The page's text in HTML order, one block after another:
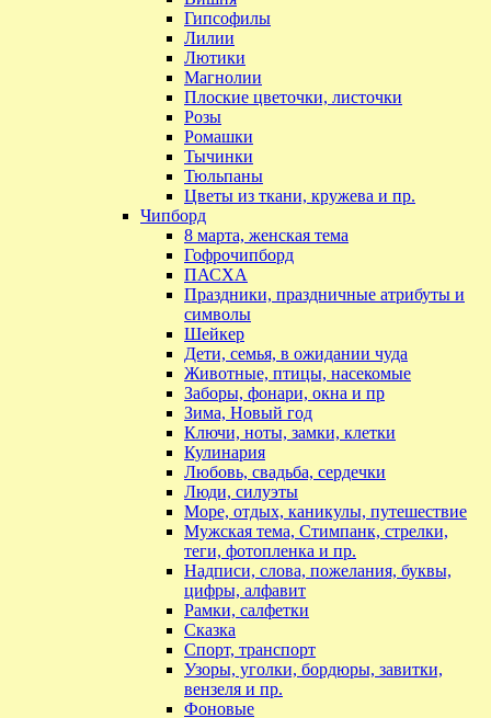
Гипсофилы
Лилии
Лютики
Магнолии
Плоские цветочки, листочки
Розы
Ромашки
Тычинки
Тюльпаны
Цветы из ткани, кружева и пр.
Чипборд
8 марта, женская тема
Гофрочипборд
ПАСХА
Праздники, праздничные атрибуты и
символы
Шейкер
Дети, семья, в ожидании чуда
Животные, птицы, насекомые
Заборы, фонари, окна и пр
Зима, Новый год
Ключи, ноты, замки, клетки
Кулинария
Любовь, свадьба, сердечки
Люди, силуэты
Море, отдых, каникулы, путешествие
Мужская тема, Стимпанк, стрелки,
теги, фотопленка и пр.
Надписи, слова, пожелания, буквы,
цифры, алфавит
Рамки, салфетки
Сказка
Спорт, транспорт
Узоры, уголки, бордюры, завитки,
вензеля и пр.
Фоновые